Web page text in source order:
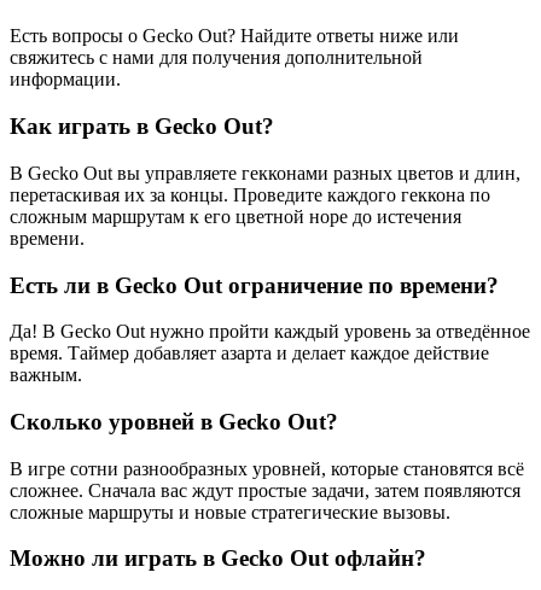
Есть вопросы о Gecko Out? Найдите ответы ниже или
свяжитесь с нами для получения дополнительной
информации.
Как играть в Gecko Out?
В Gecko Out вы управляете гекконами разных цветов и длин,
перетаскивая их за концы. Проведите каждого геккона по
сложным маршрутам к его цветной норе до истечения
времени.
Есть ли в Gecko Out ограничение по времени?
Да! В Gecko Out нужно пройти каждый уровень за отведённое
время. Таймер добавляет азарта и делает каждое действие
важным.
Сколько уровней в Gecko Out?
В игре сотни разнообразных уровней, которые становятся всё
сложнее. Сначала вас ждут простые задачи, затем появляются
сложные маршруты и новые стратегические вызовы.
Можно ли играть в Gecko Out офлайн?